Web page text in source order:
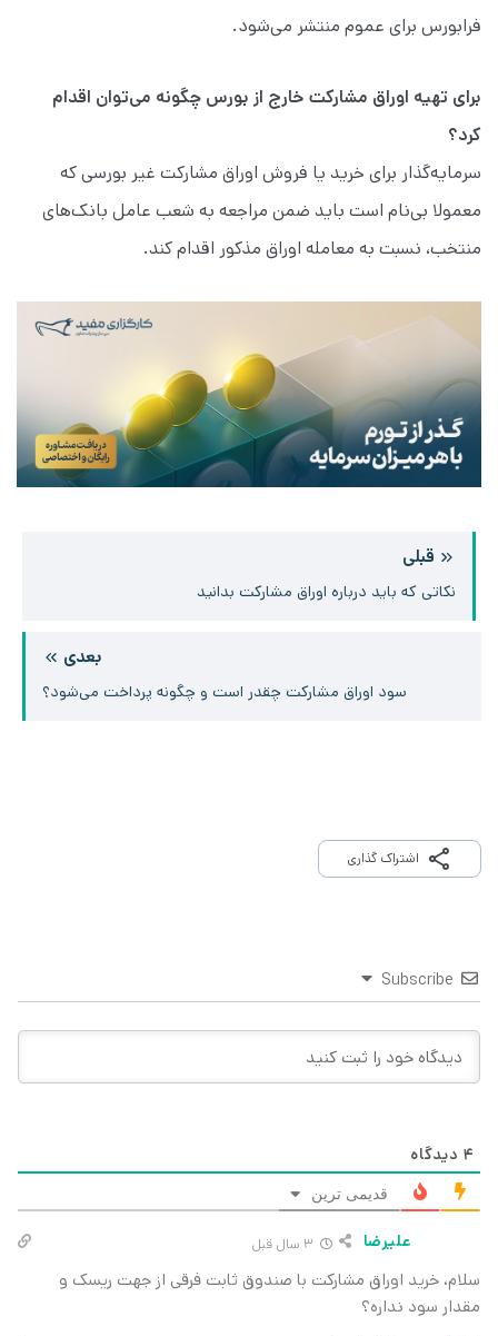
فرابورس برای عموم منتشر می‌شود.
برای تهیه اوراق مشارکت خارج از بورس چگونه می‌توان اقدام
کرد؟
سرمایه‌گذار برای خرید یا فروش اوراق مشارکت غیر بورسی که
معمولا بی‌نام است باید ضمن مراجعه به شعب عامل بانک‌های
منتخب، نسبت به معامله اوراق مذکور اقدام کند.
قبلی
نکاتی که باید درباره اوراق مشارکت بدانید
بعدی
سود اوراق مشارکت چقدر است و چگونه پرداخت می‌شود؟
اشتراک گذاری
Subscribe
4 دیدگاه
قدیمی ترین
علیرضا 3 سال قبل
سلام، خرید اوراق مشارکت با صندوق ثابت فرقی از جهت ریسک و
مقدار سود نداره؟